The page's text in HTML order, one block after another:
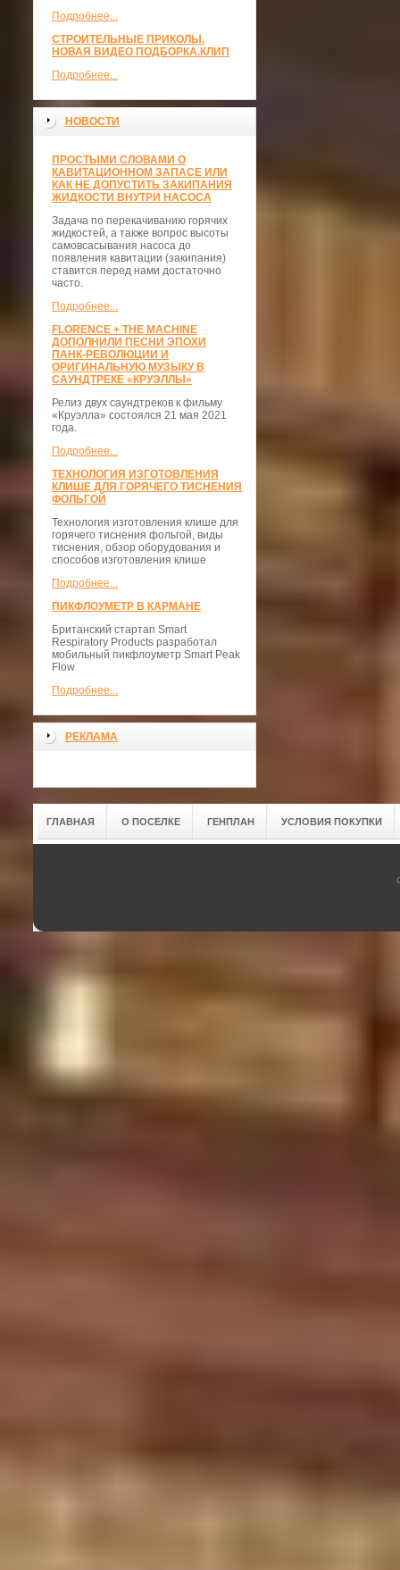
Подробнее...
СТРОИТЕЛЬНЫЕ ПРИКОЛЫ.
НОВАЯ ВИДЕО ПОДБОРКА.КЛИП
Подробнее...
НОВОСТИ
ПРОСТЫМИ СЛОВАМИ О
КАВИТАЦИОННОМ ЗАПАСЕ ИЛИ
КАК НЕ ДОПУСТИТЬ ЗАКИПАНИЯ
ЖИДКОСТИ ВНУТРИ НАСОСА
Задача по перекачиванию горячих
жидкостей, а также вопрос высоты
самовсасывания насоса до
появления кавитации (закипания)
ставится перед нами достаточно
часто.
Подробнее...
FLORENCE + THE MACHINE
ДОПОЛНИЛИ ПЕСНИ ЭПОХИ
ПАНК-РЕВОЛЮЦИИ И
ОРИГИНАЛЬНУЮ МУЗЫКУ В
САУНДТРЕКЕ «КРУЭЛЛЫ»
Релиз двух саундтреков к фильму
«Круэлла» состоялся 21 мая 2021
года.
Подробнее...
ТЕХНОЛОГИЯ ИЗГОТОВЛЕНИЯ
КЛИШЕ ДЛЯ ГОРЯЧЕГО ТИСНЕНИЯ
ФОЛЬГОЙ
Технология изготовления клише для
горячего тиснения фольгой, виды
тиснения, обзор оборудования и
способов изготовления клише
Подробнее...
ПИКФЛОУМЕТР В КАРМАНЕ
Британский стартап Smart
Respiratory Products разработал
мобильный пикфлоуметр Smart Peak
Flow
Подробнее...
РЕКЛАМА
ГЛАВНАЯ О ПОСЕЛКЕ ГЕНПЛАН УСЛОВИЯ ПОКУПКИ